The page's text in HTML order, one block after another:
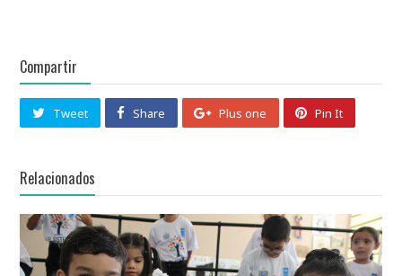
Compartir
Tweet Share Plus one Pin It
Relacionados